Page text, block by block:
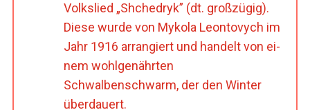
Volkslied „Shchedryk” (dt. großzügig).
Diese wurde von Mykola Leontovych im
Jahr 1916 arrangiert und handelt von ei-
nem wohlgenährten
Schwalbenschwarm, der den Winter
überdauert.